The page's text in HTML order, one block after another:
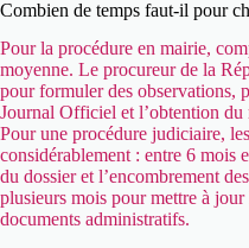
Combien de temps faut-il pour
Pour la procédure en mairie,
moyenne. Le procureur de la
pour formuler des observations,
Journal Officiel et l’obtention du
Pour une procédure judiciaire,
considérablement : entre 6 mois
du dossier et l’encombrement
plusieurs mois pour mettre à jour
documents administratifs.